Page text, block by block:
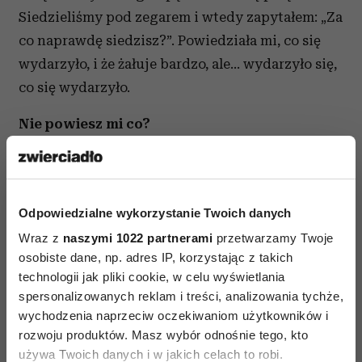
Odpowiedzialne wykorzystanie Twoich danych
Wraz z naszymi 1022 partnerami przetwarzamy Twoje
osobiste dane, np. adres IP, korzystając z takich
technologii jak pliki cookie, w celu wyświetlania
spersonalizowanych reklam i treści, analizowania tychże,
wychodzenia naprzeciw oczekiwaniom użytkowników i
rozwoju produktów. Masz wybór odnośnie tego, kto
używa Twoich danych i w jakich celach to robi.
Siedzieliśmy pod zegarem i wtedy zapytałem: „Za
co naprawdę siedzisz?”. Powiedziała mi, co się
wydarzyło, i że żałuje bardzo, ale... wydarzyło się,
co się wydarzyło.
Nie powiesz mi co?
Nie.
To dla mnie nieistotne. Wiesz, co zrobiła? Coś,
czego codziennie żałuje, i ja to wiem. Nie każdy
żałuje.
Ale marzy o wolności?
W Szczecinie jest port, obok małe lotnisko